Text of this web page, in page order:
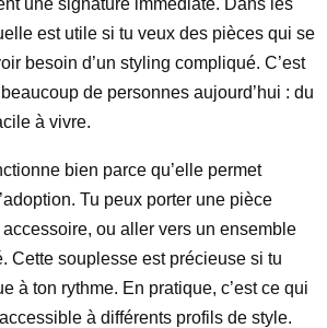
une signature immédiate. Dans les
est utile si tu veux des pièces qui se
besoin d’un styling compliqué. C’est
de personnes aujourd’hui : du
à vivre.
bien parce qu’elle permet
Tu peux porter une pièce
ou aller vers un ensemble
Cette souplesse est précieuse si tu
à ton rythme. En pratique, c’est ce qui
à différents profils de style.